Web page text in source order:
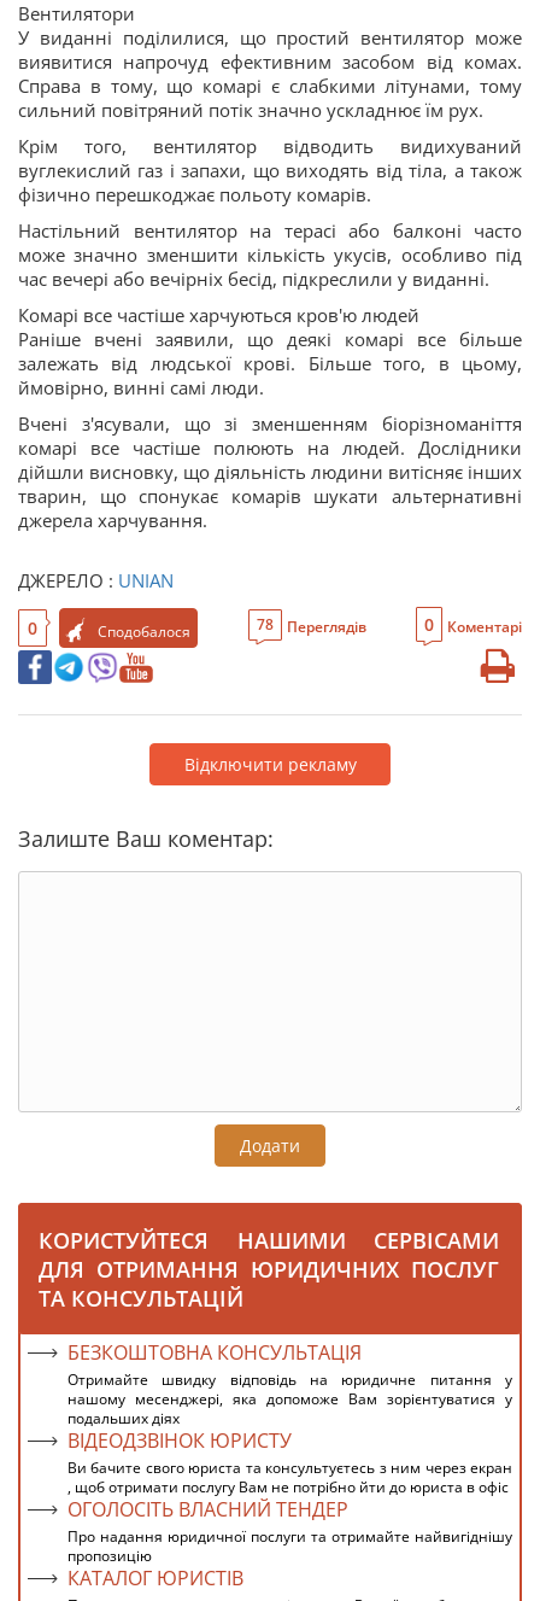
Вентилятори
У виданні поділилися, що простий вентилятор може
виявитися напрочуд ефективним засобом від комах.
Справа в тому, що комарі є слабкими літунами, тому
сильний повітряний потік значно ускладнює їм рух.
Крім того, вентилятор відводить видихуваний
вуглекислий газ і запахи, що виходять від тіла, а також
фізично перешкоджає польоту комарів.
Настільний вентилятор на терасі або балконі часто
може значно зменшити кількість укусів, особливо під
час вечері або вечірніх бесід, підкреслили у виданні.
Комарі все частіше харчуються кров'ю людей
Раніше вчені заявили, що деякі комарі все більше
залежать від людської крові. Більше того, в цьому,
ймовірно, винні самі люди.
Вчені з'ясували, що зі зменшенням біорізноманіття
комарі все частіше полюють на людей. Дослідники
дійшли висновку, що діяльність людини витісняє інших
тварин, що спонукає комарів шукати альтернативні
джерела харчування.
ДЖЕРЕЛО : UNIAN
0 Сподобалося 78 Переглядів 0 Коментарі
Відключити рекламу
Залиште Ваш коментар:
Додати
КОРИСТУЙТЕСЯ НАШИМИ СЕРВІСАМИ
ДЛЯ ОТРИМАННЯ ЮРИДИЧНИХ ПОСЛУГ
ТА КОНСУЛЬТАЦІЙ
БЕЗКОШТОВНА КОНСУЛЬТАЦІЯ
Отримайте швидку відповідь на юридичне питання у
нашому месенджері, яка допоможе Вам зорієнтуватися у
подальших діях
ВІДЕОДЗВІНОК ЮРИСТУ
Ви бачите свого юриста та консультуєтесь з ним через екран
, щоб отримати послугу Вам не потрібно йти до юриста в офіс
ОГОЛОСІТЬ ВЛАСНИЙ ТЕНДЕР
Про надання юридичної послуги та отримайте найвигіднішу
пропозицію
КАТАЛОГ ЮРИСТІВ